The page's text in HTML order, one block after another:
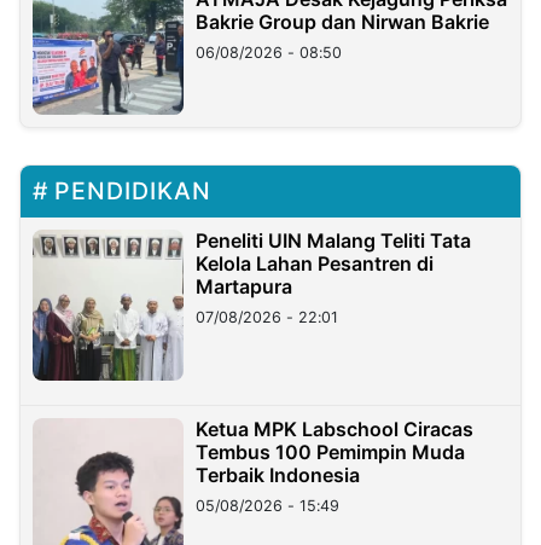
Bakrie Group dan Nirwan Bakrie
06/08/2026 - 08:50
PENDIDIKAN
Peneliti UIN Malang Teliti Tata
Kelola Lahan Pesantren di
Martapura
07/08/2026 - 22:01
Ketua MPK Labschool Ciracas
Tembus 100 Pemimpin Muda
Terbaik Indonesia
05/08/2026 - 15:49